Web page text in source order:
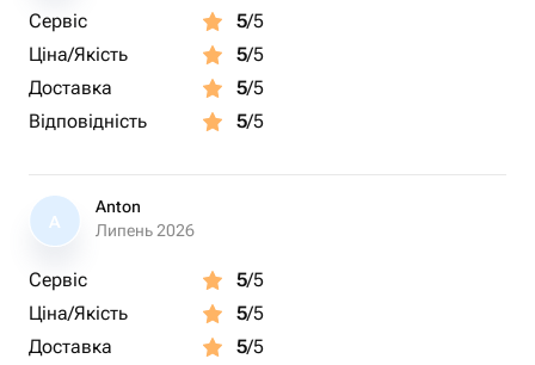
Сервіс 5/5
Ціна/Якість
5/5
Доставка
5/5
Відповідність
5/5
A
Anton
Липень 2026
Сервіс 5/5
Ціна/Якість
5/5
Доставка
5/5